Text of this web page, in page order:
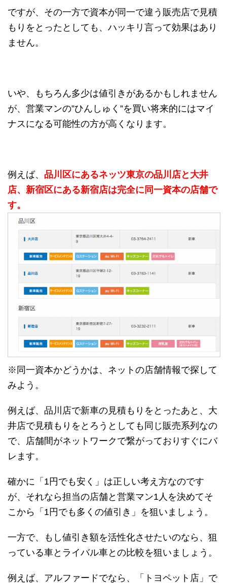
ですが、その一方で資本が同一で違う販売店で見積
もりをとったとしても、ハッキリ言って効果はあり
ません。
いや、もちろん多少は値引きがあるかもしれません
が、営業マンの”ひんしゅく”を買い将来的にはマイ
ナスになる可能性の方が高くなります。
例えば、 品川区にあるネッツ東京の品川店と大井
店、新宿区にある新宿店は完全に同一資本の店舗で
す。
※同一資本かどうかは、ネットの店舗情報で探して
みよう。
例えば、品川店で新車の見積もりをとったあと、大
井店で見積もりをとろうとしても同じ販売系列なの
で、店舗間がネットワークで繋がっておりすぐにバ
レます。
確かに「1円でも安く」は正しい考え方なのです
が、それなら担当の店舗と営業マン1人を決めてそ
こから「1円でも多くの値引き」を狙いましょう。
一方で、もし値引き額を活性化させたいのなら、狙
っている車とライバル車との比較を狙いましょう。
例えば、アルファードでなら、「トヨペット店」で